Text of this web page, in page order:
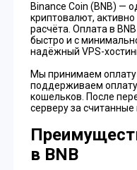
Binance Coin (BNB) —
криптовалют,
расчёта. Оплата в
быстро и с
надёжный VPS-
Мы принимаем оплату
поддерживаем оплату
кошельков. После
серверу за считанные
в BNB